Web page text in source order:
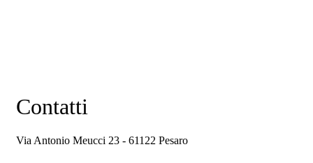
Contatti
Via Antonio Meucci 23 - 61122 Pesaro